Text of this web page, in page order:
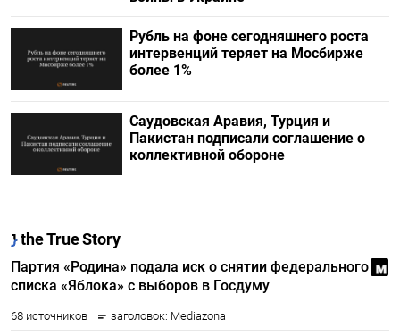
Рубль на фоне сегодняшнего роста
интервенций теряет на Мосбирже
более 1%
Саудовская Аравия, Турция и
Пакистан подписали соглашение о
коллективной обороне